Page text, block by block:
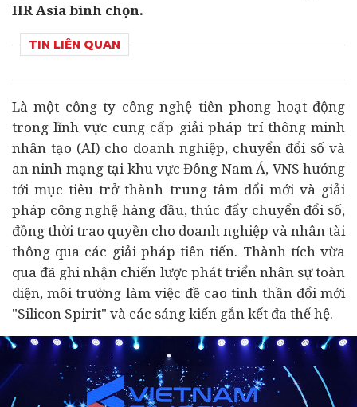
HR Asia bình chọn.
TIN LIÊN QUAN
Là một công ty công nghệ tiên phong hoạt động
trong lĩnh vực cung cấp giải pháp trí thông minh
nhân tạo (AI) cho doanh nghiệp, chuyển đổi số và
an ninh mạng tại khu vực Đông Nam Á, VNS hướng
tới mục tiêu trở thành trung tâm đổi mới và giải
pháp công nghệ hàng đầu, thúc đẩy chuyển đổi số,
đồng thời trao quyền cho doanh nghiệp và nhân tài
thông qua các giải pháp tiên tiến. Thành tích vừa
qua đã ghi nhận chiến lược phát triển nhân sự toàn
diện, môi trường làm việc đề cao tinh thần đổi mới
"Silicon Spirit" và các sáng kiến gắn kết đa thế hệ.